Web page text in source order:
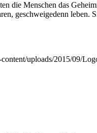
die Men­schen das
geschwei­ge­denn
uploads/2015/09/